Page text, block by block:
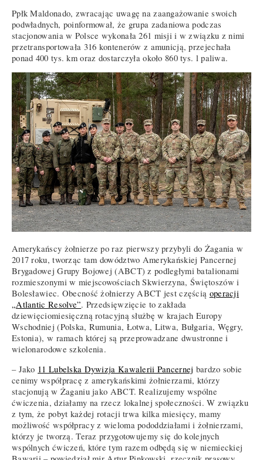
Ppłk Maldonado, zwracając uwagę na zaangażowanie swoich
podwładnych, poinformował, że grupa zadaniowa podczas
stacjonowania w Polsce wykonała 261 misji i w związku z nimi
przetransportowała 316 kontenerów z amunicją, przejechała
ponad 400 tys. km oraz dostarczyła około 860 tys. l paliwa.
Amerykańscy żołnierze po raz pierwszy przybyli do Żagania w
2017 roku, tworząc tam dowództwo Amerykańskiej Pancernej
Brygadowej Grupy Bojowej (ABCT) z podległymi batalionami
rozmieszonymi w miejscowościach Skwierzyna, Świętoszów i
Bolesławiec. Obecność żołnierzy ABCT jest częścią operacji
„Atlantic Resolve”. Przedsięwzięcie to zakłada
dziewięciomiesięczną rotacyjną służbę w krajach Europy
Wschodniej (Polska, Rumunia, Łotwa, Litwa, Bułgaria, Węgry,
Estonia), w ramach której są przeprowadzane dwustronne i
wielonarodowe szkolenia.
– Jako 11 Lubelska Dywizja Kawalerii Pancernej bardzo sobie
cenimy współpracę z amerykańskimi żołnierzami, którzy
stacjonują w Żaganiu jako ABCT. Realizujemy wspólne
ćwiczenia, działamy na rzecz lokalnej społeczności. W związku
z tym, że pobyt każdej rotacji trwa kilka miesięcy, mamy
możliwość współpracy z wieloma pododdziałami i żołnierzami,
którzy je tworzą. Teraz przygotowujemy się do kolejnych
wspólnych ćwiczeń, które tym razem odbędą się w niemieckiej